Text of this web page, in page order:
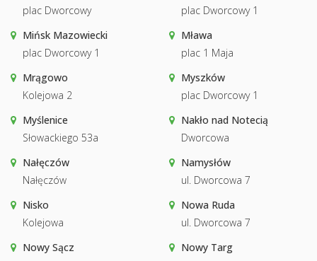
plac Dworcowy
plac Dworcowy 1
Mińsk Mazowiecki
plac Dworcowy 1
Mława
plac 1 Maja
Mrągowo
Kolejowa 2
Myszków
plac Dworcowy 1
Myślenice
Słowackiego 53a
Nakło nad Notecią
Dworcowa
Nałęczów
Nałęczów
Namysłów
ul. Dworcowa 7
Nisko
Kolejowa
Nowa Ruda
ul. Dworcowa 7
Nowy Sącz
Nowy Targ